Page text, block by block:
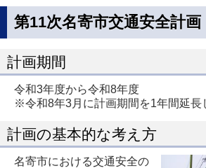
第11次名寄市交通安全計画
計画期間
令和3年度から令和8年度
※令和8年3月に計画期間を1年間延長
計画の基本的な考え方
名寄市における交通安全の